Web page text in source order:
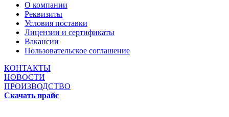
О компании
Реквизиты
Условия поставки
Лицензии и сертификаты
Вакансии
Пользовательское соглашение
КОНТАКТЫ
НОВОСТИ
ПРОИЗВОДСТВО
Скачать прайс